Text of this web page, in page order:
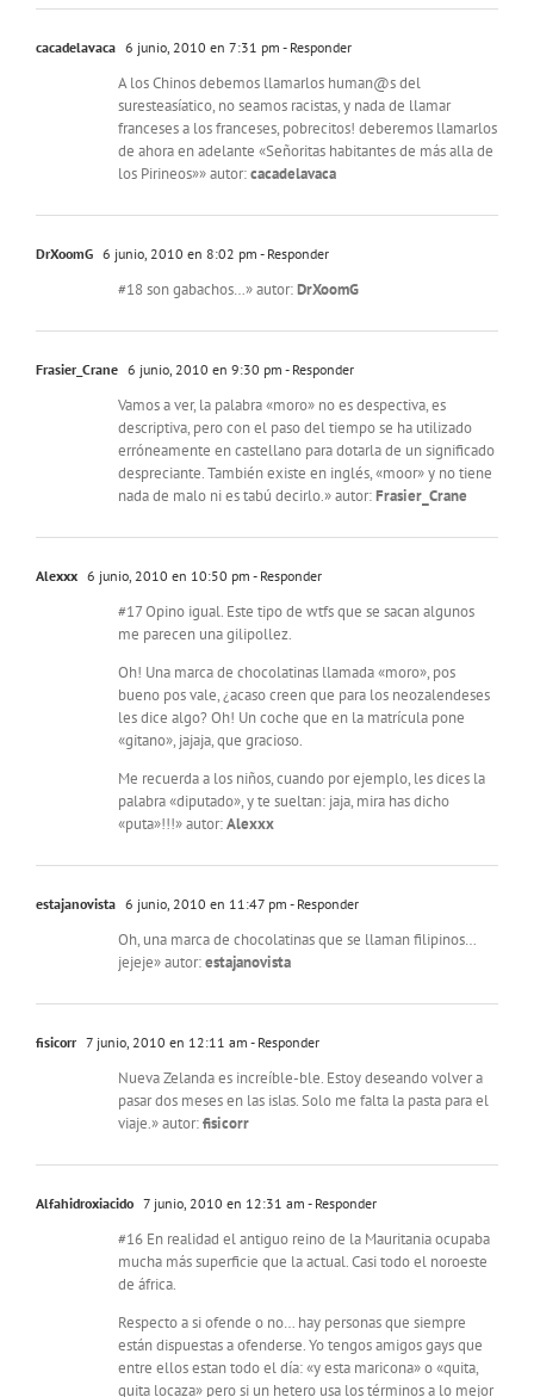
cacadelavaca 6 junio, 2010 en 7:31 pm - Responder
A los Chinos debemos llamarlos human@s del
suresteasíatico, no seamos racistas, y nada de llamar
franceses a los franceses, pobrecitos! deberemos llamarlos
de ahora en adelante «Señoritas habitantes de más alla de
los Pirineos»» autor:cacadelavaca
DrXoomG 6 junio, 2010 en 8:02 pm - Responder
#18 son gabachos…» autor:DrXoomG
Frasier_Crane 6 junio, 2010 en 9:30 pm - Responder
Vamos a ver, la palabra «moro» no es despectiva, es
descriptiva, pero con el paso del tiempo se ha utilizado
erróneamente en castellano para dotarla de un significado
despreciante. También existe en inglés, «moor» y no tiene
nada de malo ni es tabú decirlo.» autor:Frasier_Crane
Alexxx 6 junio, 2010 en 10:50 pm - Responder
#17 Opino igual. Este tipo de wtfs que se sacan algunos
me parecen una gilipollez.
Oh! Una marca de chocolatinas llamada «moro», pos
bueno pos vale, ¿acaso creen que para los neozalendeses
les dice algo? Oh! Un coche que en la matrícula pone
«gitano», jajaja, que gracioso.
Me recuerda a los niños, cuando por ejemplo, les dices la
palabra «diputado», y te sueltan: jaja, mira has dicho
«puta»!!!» autor:Alexxx
estajanovista 6 junio, 2010 en 11:47 pm - Responder
Oh, una marca de chocolatinas que se llaman filipinos…
jejeje» autor:estajanovista
fisicorr 7 junio, 2010 en 12:11 am - Responder
Nueva Zelanda es increíble-ble. Estoy deseando volver a
pasar dos meses en las islas. Solo me falta la pasta para el
viaje.» autor:fisicorr
Alfahidroxiacido 7 junio, 2010 en 12:31 am - Responder
#16 En realidad el antiguo reino de la Mauritania ocupaba
mucha más superficie que la actual. Casi todo el noroeste
de áfrica.
Respecto a si ofende o no… hay personas que siempre
están dispuestas a ofenderse. Yo tengos amigos gays que
entre ellos estan todo el día: «y esta maricona» o «quita,
quita locaza» pero si un hetero usa los términos a lo mejor